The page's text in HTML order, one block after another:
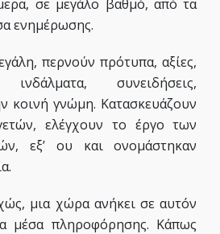
σε μεγάλο βαθμό, από τα
ενημέρωσης.
περνούν πρότυπα, αξίες,
ινδάλματα, συνειδήσεις,
κοινή γνώμη. Κατασκευάζουν
ελέγχουν το έργο των
εξ’ ου και ονομάστηκαν
μια χώρα ανήκει σε αυτόν
μέσα πληροφόρησης. Κάπως